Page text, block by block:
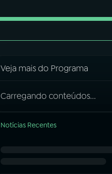
Veja mais do Programa
Carregando conteúdos...
Notícias Recentes